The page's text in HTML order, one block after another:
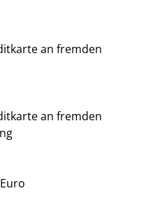
an fremden
an fremden